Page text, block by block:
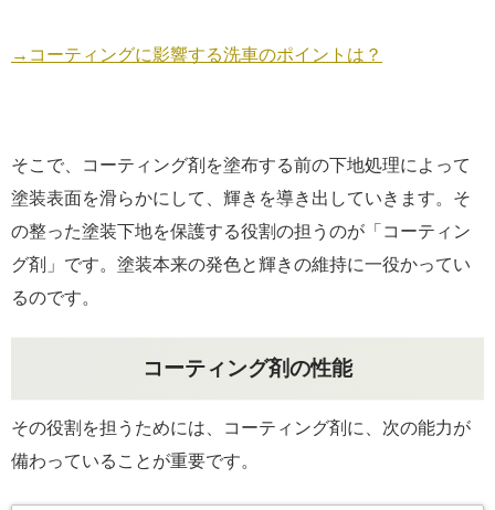
→コーティングに影響する洗車のポイントは？
そこで、コーティング剤を塗布する前の下地処理によって
塗装表面を滑らかにして、輝きを導き出していきます。そ
の整った塗装下地を保護する役割の担うのが「コーティン
グ剤」です。塗装本来の発色と輝きの維持に一役かってい
るのです。
コーティング剤の性能
その役割を担うためには、コーティング剤に、次の能力が
備わっていることが重要です。